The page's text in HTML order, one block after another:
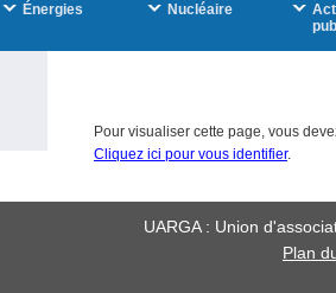
Pour visualiser cette page, vous
Cliquez ici pour vous identifier.
UARGA : Union
Plan
Énergies Nucléaire